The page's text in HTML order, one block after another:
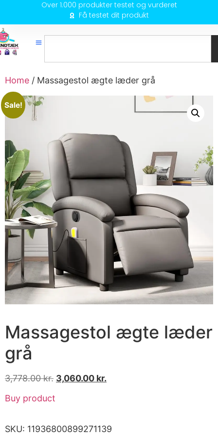
Over 1.000 produkter testet og vurderet
Få testet dit produkt
Home / Massagestol ægte læder grå
Sale!
Massagestol ægte læder
grå
3,778.00kr. 3,060.00 kr.
Buy product
SKU: 11936800899271139